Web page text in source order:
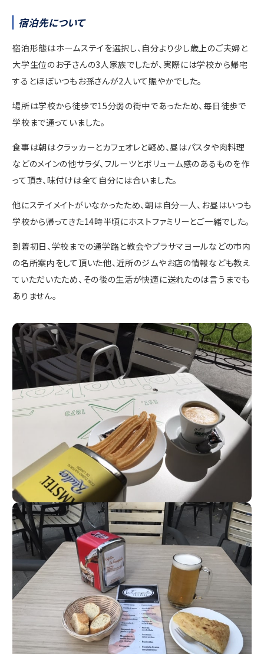
宿泊先について
宿泊形態はホームステイを選択し、自分より少し歳上のご夫婦と
大学生位のお子さんの3人家族でしたが、実際には学校から帰宅
するとほぼいつもお孫さんが2人いて賑やかでした。
場所は学校から徒歩で15分弱の街中であったため、毎日徒歩で
学校まで通っていました。
食事は朝はクラッカーとカフェオレと軽め、昼はパスタや肉料理
などのメインの他サラダ、フルーツとボリューム感のあるものを作
って頂き、味付けは全て自分には合いました。
他にステイメイトがいなかったため、朝は自分一人、お昼はいつも
学校から帰ってきた14時半頃にホストファミリーとご一緒でした。
到着初日、学校までの通学路と教会やプラサマヨールなどの市内
の名所案内をして頂いた他、近所のジムやお店の情報なども教え
ていただいたため、その後の生活が快適に送れたのは言うまでも
ありません。